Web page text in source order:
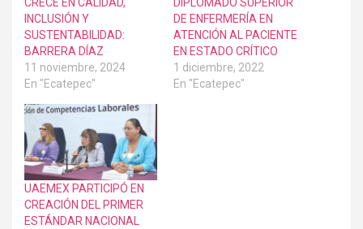
CRECE EN CALIDAD,
INCLUSIÓN Y
SUSTENTABILIDAD:
BARRERA DÍAZ
11 noviembre, 2024
En "Ecatepec"
DIPLOMADO SUPERIOR
DE ENFERMERÍA EN
ATENCIÓN AL PACIENTE
EN ESTADO CRÍTICO
1 diciembre, 2022
En "Ecatepec"
UAEMEX PARTICIPÓ EN
CREACIÓN DEL PRIMER
ESTÁNDAR NACIONAL